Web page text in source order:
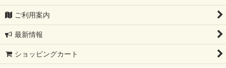
ご利用案内
最新情報
ショッピングカート